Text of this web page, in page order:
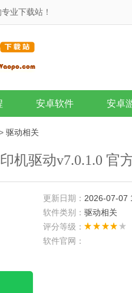
业下载站！
安卓软件 安卓
驱动相关
机驱动v7.0.1.0 官
更新日期： 2026-07-07
软件类别： 驱动相关
评分等级：
软件官网：